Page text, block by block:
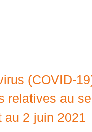
(COVID-
relatives au
au 2 juin 2021